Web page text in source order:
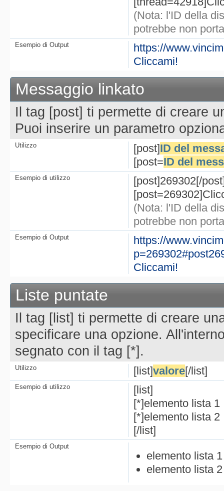
(Nota: l'ID della
potrebbe non
https://
Cliccami!
Esempio di Output
Messaggio linkato
Il tag [post] ti permette di creare
Puoi inserire un parametro
[post]ID del
[post=ID del
Utilizzo
[post]269302[/
(Nota: l'ID della
potrebbe non
Esempio di utilizzo
https://
Cliccami!
Esempio di Output
Liste puntate
Il tag [list] ti permette di creare
specificare una opzione.
segnato con il tag [*].
[list]valore[/list]
Utilizzo
[list]
[*]elemento lista 1
[*]elemento lista 2
[/list]
Esempio di utilizzo
elemento lista 1
elemento lista 2
Esempio di Output